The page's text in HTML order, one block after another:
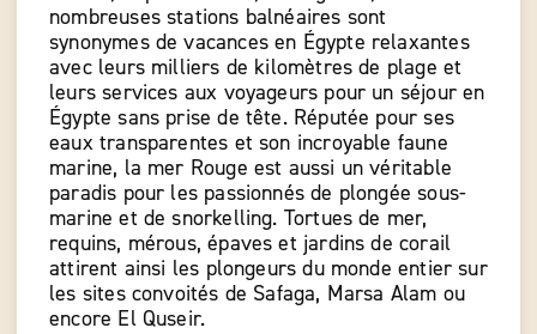
nombreuses stations balnéaires sont
synonymes de vacances en Égypte relaxantes
avec leurs milliers de kilomètres de plage et
leurs services aux voyageurs pour un séjour en
Égypte sans prise de tête. Réputée pour ses
eaux transparentes et son incroyable faune
marine, la mer Rouge est aussi un véritable
paradis pour les passionnés de plongée sous-
marine et de snorkelling. Tortues de mer,
requins, mérous, épaves et jardins de corail
attirent ainsi les plongeurs du monde entier sur
les sites convoités de Safaga, Marsa Alam ou
encore El Quseir.